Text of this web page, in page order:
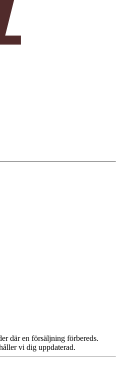
där en försäljning förbereds.
vi dig uppdaterad.